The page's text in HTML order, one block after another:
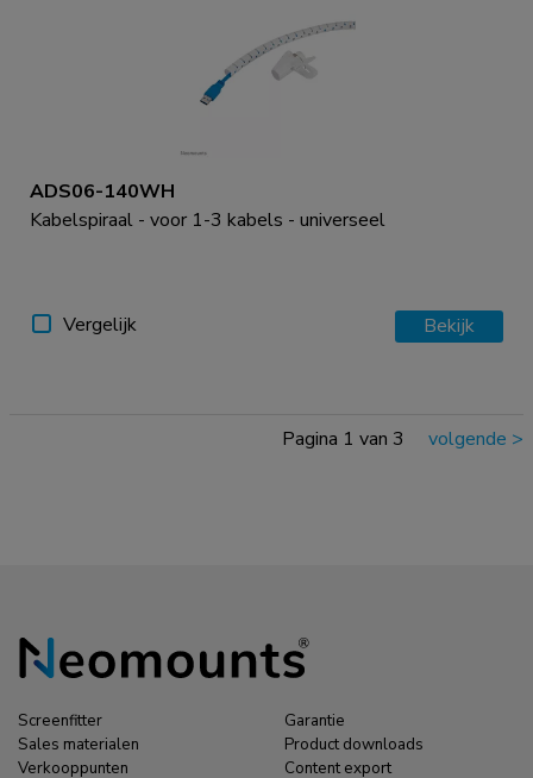
ADS06-140WH
Kabelspiraal - voor 1-3 kabels - universeel
Vergelijk Bekijk
Pagina 1 van 3 volgende >
Screenfitter
Sales materialen
Verkooppunten
Garantie
Product downloads
Content export